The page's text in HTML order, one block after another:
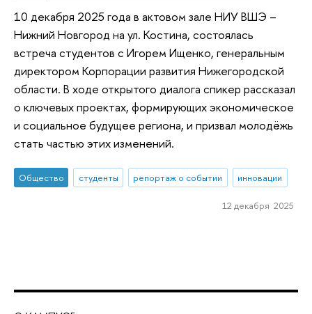
10 декабря 2025 года в актовом зале НИУ ВШЭ –
Нижний Новгород на ул. Костина, состоялась
встреча студентов с Игорем Ищенко, генеральным
директором Корпорации развития Нижегородской
области. В ходе открытого диалога спикер рассказал
о ключевых проектах, формирующих экономическое
и социальное будущее региона, и призвал молодёжь
стать частью этих изменений.
Общество студенты репортаж о событии инновации
12 декабря 2025